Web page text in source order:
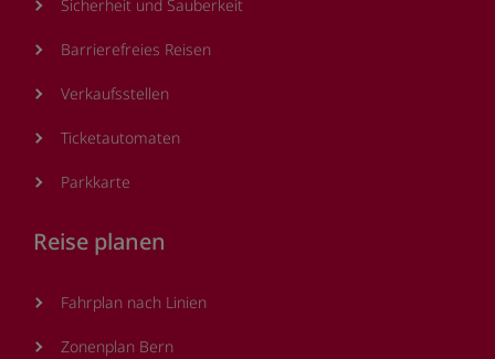
Sicherheit und Sauberkeit
Barrierefreies Reisen
Verkaufsstellen
Ticketautomaten
Parkkarte
Reise planen
Fahrplan nach Linien
Zonenplan Bern